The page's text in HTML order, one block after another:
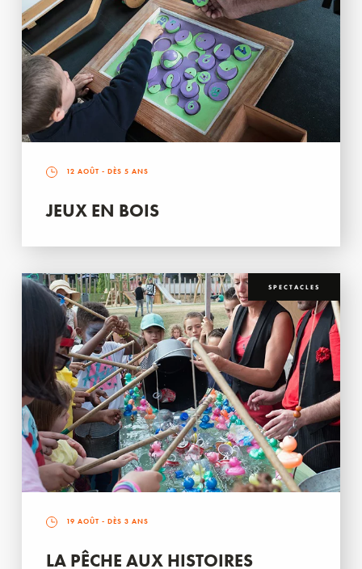
12 AOÛT - DÈS 5 ANS
JEUX EN BOIS
SPECTACLES
19 AOÛT - DÈS 3 ANS
LA PÊCHE AUX HISTOIRES